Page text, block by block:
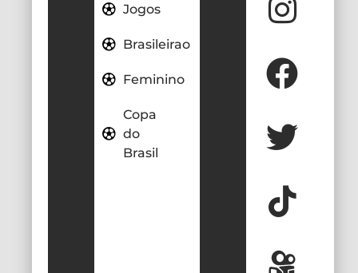
Jogos
Brasileirao
Feminino
Copa
do
Brasil